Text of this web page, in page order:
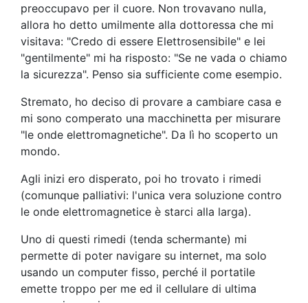
preoccupavo per il cuore. Non trovavano nulla,
allora ho detto umilmente alla dottoressa che mi
visitava: "Credo di essere Elettrosensibile" e lei
"gentilmente" mi ha risposto: "Se ne vada o chiamo
la sicurezza". Penso sia sufficiente come esempio.
Stremato, ho deciso di provare a cambiare casa e
mi sono comperato una macchinetta per misurare
"le onde elettromagnetiche". Da lì ho scoperto un
mondo.
Agli inizi ero disperato, poi ho trovato i rimedi
(comunque palliativi: l'unica vera soluzione contro
le onde elettromagnetice è starci alla larga).
Uno di questi rimedi (tenda schermante) mi
permette di poter navigare su internet, ma solo
usando un computer fisso, perché il portatile
emette troppo per me ed il cellulare di ultima